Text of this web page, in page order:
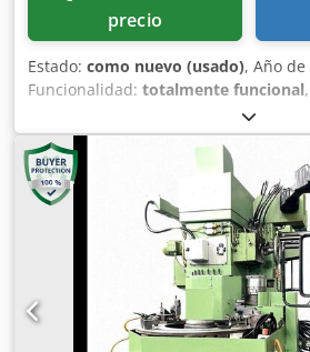
precio
Estado: como nuevo (usado), Año
Funcionalidad: totalmente funcional
máquina rectificadora de discos de
utilizada, completamente funcional
excelente. La máquina está
puede demostrarse bajo tensión.
de freno Buderus, tipo BDG220 2A SL
Diámetro máximo de la pieza: 440
la pieza: 150 mm - Diámetro máximo
500 mm - Velocidades del husillo de
programables por CNC: 0 – 1.000
máquina: husillos de rectificado plano
avance verticales, montados sobre